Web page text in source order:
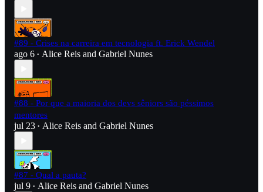
#89 - Crises na carreira em tecnologia ft. Erick Wendel
ago 6 • Alice Reis and Gabriel Nunes
#88 - Por que a maioria dos devs sêniors são péssimos
mentores
jul 23 • Alice Reis and Gabriel Nunes
#87 - Qual a pauta?
jul 9 • Alice Reis and Gabriel Nunes